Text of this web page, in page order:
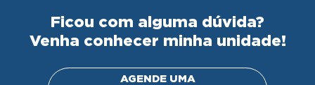
Ficou com alguma dúvida?
Venha conhecer minha unidade!
AGENDE UMA